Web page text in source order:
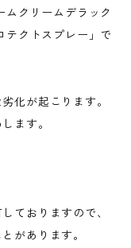
クリームデラック
クトスプレー」で
化が起こります。
ます。
ておりますので、
があります。